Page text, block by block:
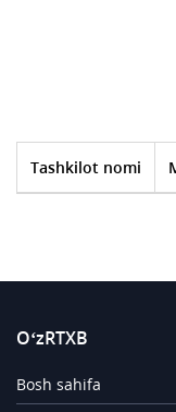
Tashkilot nomi
O‘zRTXB
Bosh sahifa